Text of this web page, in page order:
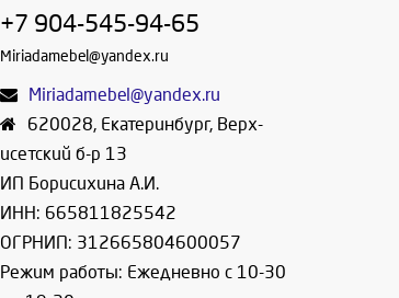
+7 904-545-94-65
Miriadamebel@yandex.ru
Miriadamebel@yandex.ru
620028, Екатеринбург, Верх-
исетский б-р 13
ИП Борисихина А.И.
ИНН: 665811825542
ОГРНИП: 312665804600057
Режим работы: Ежедневно с 10-30